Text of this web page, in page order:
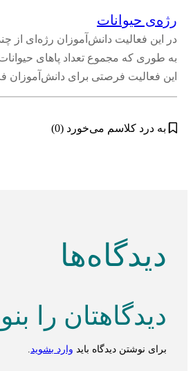
رژه‌ی حیوانات
در این فعالیت دانش‌آموزان رژه‌ای از
این فعالیت فرصتی برای دانش‌آموزان
به درد کلاسم می‌خورد (0)
دیدگاه‌ها
دیدگاهتان را
برای نوشتن دیدگاه باید وارد بشوید